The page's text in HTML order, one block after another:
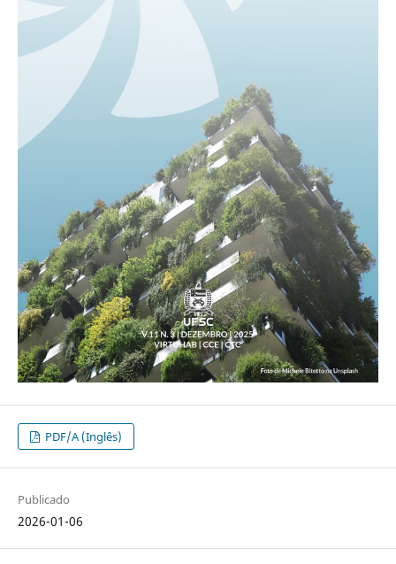
PDF/A (Inglês)
Publicado
2026-01-06